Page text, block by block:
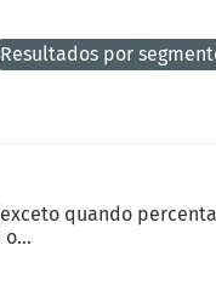
Resultados por
quando